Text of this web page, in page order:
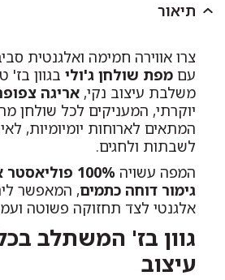
תיאור
צרו אווירה חמימה ואלגנטית
עם מפת שולחן ג'ולי בגוון
משלבת עיצוב נקי, אריגה
יוקרתי, המעניקים לכל שולחן
המתאים לארוחות יומיומיות,
לשבתות ולחגים.
המפה עשויה 100% פוליאסטר איכותי
גימור דוחה כתמים, המאפשר
אלגנטי לצד תחזוקה פשוטה
גוון בז' המשתלב
עיצוב